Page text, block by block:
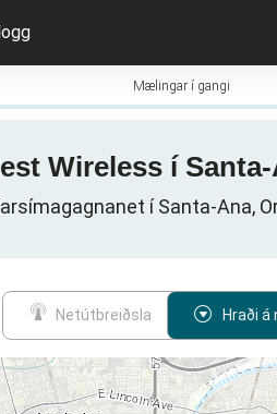
Mælingar í gangi
Wireless í
í Santa-Ana,
Netútbreiðsla Hraði á